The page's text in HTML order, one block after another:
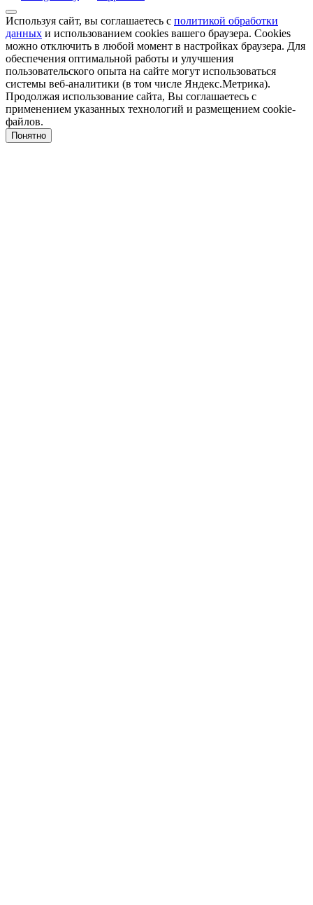
Используя сайт, вы соглашаетесь с политикой обработки
данных и использованием cookies вашего браузера. Cookies
можно отключить в любой момент в настройках браузера. Для
обеспечения оптимальной работы и улучшения
пользовательского опыта на сайте могут использоваться
системы веб-аналитики (в том числе Яндекс.Метрика).
Продолжая использование сайта, Вы соглашаетесь с
применением указанных технологий и размещением cookie-
файлов.
Понятно